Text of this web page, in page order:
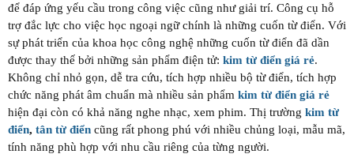
để đáp ứng yếu cầu trong công việc cũng như giải trí. Công cụ hỗ
trợ đắc lực cho việc học ngoại ngữ chính là những cuốn từ điển. Với
sự phát triển của khoa học công nghệ những cuốn từ điển đã dần
được thay thế bởi những sản phẩm điện tử: kim từ điển giá rẻ.
Không chỉ nhỏ gọn, dễ tra cứu, tích hợp nhiều bộ từ điển, tích hợp
chức năng phát âm chuẩn mà nhiều sản phẩm kim từ điển giá rẻ
hiện đại còn có khả năng nghe nhạc, xem phim. Thị trường kim từ
điển, tân từ điển cũng rất phong phú với nhiều chủng loại, mẫu mã,
tính năng phù hợp với nhu cầu riêng của từng người.